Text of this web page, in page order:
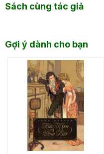
Sách cùng tác giả
Gợi ý dành cho bạn